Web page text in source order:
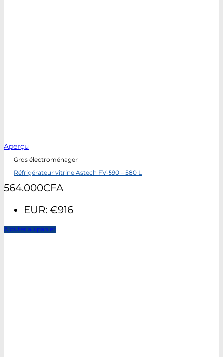
Aperçu
Gros électroménager
Réfrigérateur vitrine Astech FV-590 – 580 L
564.000CFA
EUR: €916
Ajouter au panier